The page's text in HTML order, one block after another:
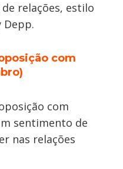
relações, estilo
Depp.
com
com
sentimento de
nas relações